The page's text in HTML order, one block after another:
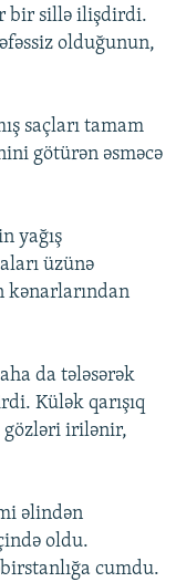
bir sillə ilişdirdi.
olduğunun,
saçları tamam
götürən əsməcə
yağış
üzünə
kənarlarından
da tələsərək
Külək qarışıq
gözləri irilənir,
əlindən
oldu.
cumdu.